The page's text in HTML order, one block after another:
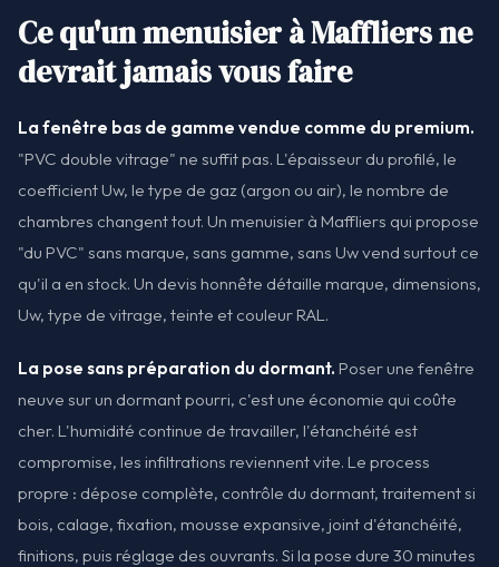
Ce qu'un menuisier à Maffliers ne
devrait jamais vous faire
La fenêtre bas de gamme vendue comme du premium.
"PVC double vitrage" ne suffit pas. L'épaisseur du profilé, le
coefficient Uw, le type de gaz (argon ou air), le nombre de
chambres changent tout. Un menuisier à Maffliers qui propose
"du PVC" sans marque, sans gamme, sans Uw vend surtout ce
qu'il a en stock. Un devis honnête détaille marque, dimensions,
Uw, type de vitrage, teinte et couleur RAL.
La pose sans préparation du dormant. Poser une fenêtre
neuve sur un dormant pourri, c'est une économie qui coûte
cher. L'humidité continue de travailler, l'étanchéité est
compromise, les infiltrations reviennent vite. Le process
propre : dépose complète, contrôle du dormant, traitement si
bois, calage, fixation, mousse expansive, joint d'étanchéité,
finitions, puis réglage des ouvrants. Si la pose dure 30 minutes